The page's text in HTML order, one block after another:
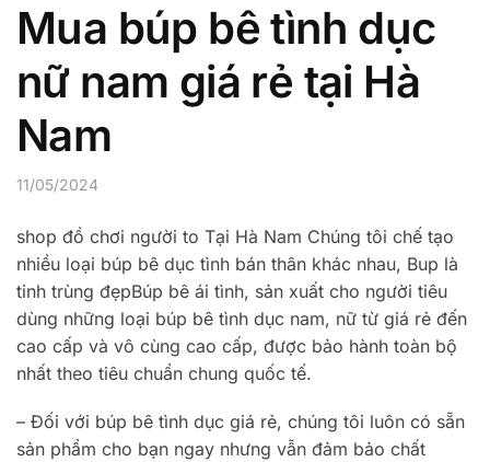
Mua búp bê tình dục
nữ nam giá rẻ tại Hà
Nam
11/05/2024
shop đồ chơi người to Tại Hà Nam Chúng tôi chế tạo
nhiều loại búp bê dục tình bán thân khác nhau, Bup là
tinh trùng đẹpBúp bê ái tình, sản xuất cho người tiêu
dùng những loại búp bê tình dục nam, nữ từ giá rẻ đến
cao cấp và vô cùng cao cấp, được bảo hành toàn bộ
nhất theo tiêu chuẩn chung quốc tế.
– Đối với búp bê tình dục giá rẻ, chúng tôi luôn có sẵn
sản phẩm cho bạn ngay nhưng vẫn đảm bảo chất